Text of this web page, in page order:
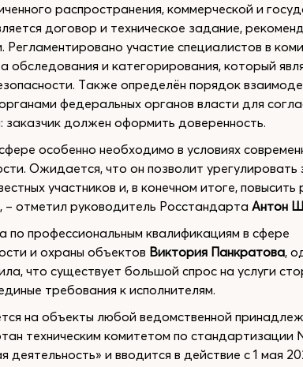
распространения, коммерческой и
договор и техническое задание,
участие специалистов в
обследования и категорирования, который
Также определён порядок
федеральных органов власти для
заказчик должен оформить доверенность.
особенно необходимо в условиях
Ожидается, что он позволит урегулировать
участников и, в конечном итоге, повысить
отметил руководитель Росстандарта Антон
по профессиональным квалификациям в сфере
и охраны объектов Виктория Панкратова,
что существует большой спрос на услуги
требования к исполнителям.
на объекты любой ведомственной
техническим комитетом по стандартизации
деятельность» и вводится в действие с 1 мая